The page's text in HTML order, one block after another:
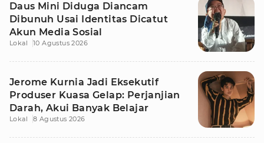
Daus Mini Diduga Diancam
Dibunuh Usai Identitas Dicatut
Akun Media Sosial
Lokal 10 Agustus 2026
Jerome Kurnia Jadi Eksekutif
Produser Kuasa Gelap: Perjanjian
Darah, Akui Banyak Belajar
Lokal 8 Agustus 2026